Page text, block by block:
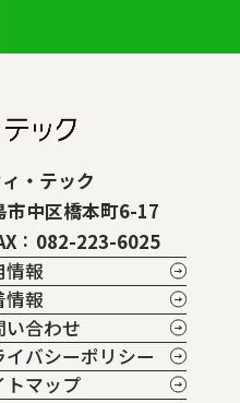
・テック
中区橋本町6-17
082-223-6025
情報
情報
い合わせ
イバシーポリシー
トマップ